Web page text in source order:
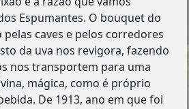
Espumantes. O bouquet do
caves e pelos corredores
da uva nos revigora, fazendo
nos transportem para uma
mágica, como é próprio
De 1913, ano em que foi